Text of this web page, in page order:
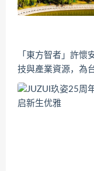
「東方智者」許
技與產業資源，為